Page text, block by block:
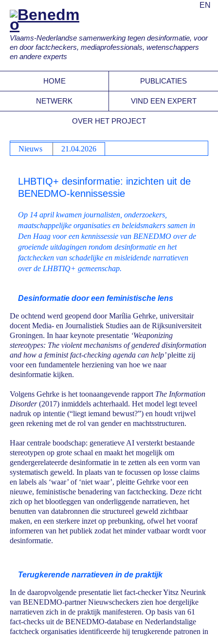
Vlaams-Nederlandse samenwerking tegen desinformatie, voor
en door factcheckers, mediaprofessionals, wetenschappers
en andere experts
EN
HOME PUBLICATIES
NETWERK VIND EEN EXPERT
OVER HET PROJECT
Nieuws 21.04.2026
LHBTIQ+ desinformatie: inzichten uit de
BENEDMO-kennissessie
Op 14 april kwamen journalisten, onderzoekers,
maatschappelijke organisaties en beleidsmakers samen in
Den Haag voor een kennissessie van BENEDMO over de
groeiende uitdagingen rondom desinformatie en het
factchecken van schadelijke en misleidende narratieven
over de LHBTIQ+ gemeenschap.
Desinformatie door een feministische lens
De ochtend werd geopend door Marília Gehrke, universitair
docent Media- en Journalistiek Studies aan de Rijksuniversiteit
Groningen. In haar keynote presentatie ‘Weaponizing
stereotypes: The violent mechanisms of gendered disinformation
and how a feminist fact-checking agenda can help’pleitte zij
voor een fundamentele herziening van hoe we naar
desinformatie kijken.
Volgens Gehrke is het toonaangevende rapport The Information
Disorder(2017) inmiddels achterhaald. Het model legt teveel
nadruk op intentie (“liegt iemand bewust?”) en houdt vrijwel
geen rekening met de rol van gender en machtsstructuren.
Haar centrale boodschap: generatieve AI versterkt bestaande
stereotypen op grote schaal en maakt het mogelijk om
gendergerelateerde desinformatie in te zetten als een vorm van
systematisch geweld. In plaats van te focussen op losse claims
en labels als ‘waar’ of ‘niet waar’, pleitte Gehrke voor een
nieuwe, feministische benadering van factchecking. Deze richt
zich op het blootleggen van onderliggende narratieven, het
benutten van databronnen die structureel geweld zichtbaar
maken, en een sterkere inzet op prebunking, ofwel het vooraf
informeren van het publiek zodat het minder vatbaar wordt voor
desinformatie.
Terugkerende narratieven in de praktijk
In de daaropvolgende presentatie liet fact-checker Yitsz Neurink
van BENEDMO-partner Nieuwscheckers zien hoe dergelijke
narratieven zich in de praktijk manifesteren. Op basis van 61
fact-checks uit de BENEDMO-database en Nederlandstalige
factcheck organisaties identificeerde hij terugkerende patronen in